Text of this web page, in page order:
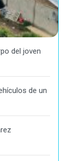
del joven
de un